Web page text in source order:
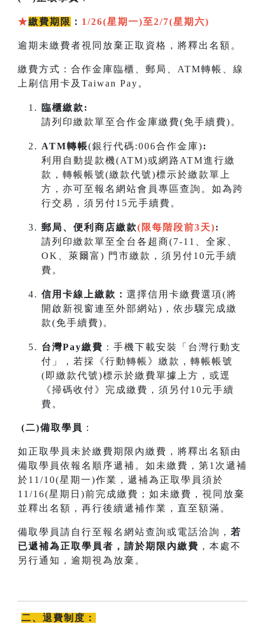
★繳費期限 ： 1/26(星期一)至2/7(星期六)
逾期未繳費者視同放棄正取資格，將釋出名額。
繳費方式：合作金庫臨櫃、郵局、ATM轉帳、線
上刷信用卡及Taiwan Pay。
臨櫃繳款:
請列印繳款單至合作金庫繳費(免手續費)。
ATM轉帳(銀行代碼:006合作金庫):
利用自動提款機(ATM)或網路ATM進行繳
款，轉帳帳號(繳款代號)標示於繳款單上
方，亦可至報名網站會員專區查詢。如為跨
行交易，須另付15元手續費。
郵局、便利商店繳款(限每階段前3天):
請列印繳款單至全台各超商(7-11、全家、
OK、萊爾富) 門市繳款，須另付10元手續
費。
信用卡線上繳款： 選擇信用卡繳費選項(將
開啟新視窗連至外部網站)，依步驟完成繳
款(免手續費)。
台灣Pay繳費 ：手機下載安裝「台灣行動支
付」，若採《行動轉帳》繳款，轉帳帳號
(即繳款代號)標示於繳費單據上方，或逕
《掃碼收付》完成繳費，須另付10元手續
費。
(二)備取學員 ：
如正取學員未於繳費期限內繳費，將釋出名額由
備取學員依報名順序遞補。如未繳費，第1次遞補
於11/10(星期一)作業，遞補為正取學員須於
11/16(星期日)前完成繳費；如未繳費，視同放棄
並釋出名額，再行後續遞補作業，直至額滿。
備取學員請自行至報名網站查詢或電話洽詢， 若
已遞補為正取學員者，請於期限內繳費 ，本處不
另行通知，逾期視為放棄。
二、退費制度：